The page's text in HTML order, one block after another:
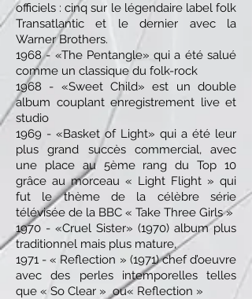
officiels : cinq sur le légendaire label folk
Transatlantic et le dernier avec la
Warner Brothers.
1968 - «The Pentangle» qui a été salué
comme un classique du folk-rock
1968 - «Sweet Child» est un double
album couplant enregistrement live et
studio
1969 - «Basket of Light» qui a été leur
plus grand succès commercial, avec
une place au 5ème rang du Top 10
grâce au morceau « Light Flight » qui
fut le thème de la célèbre série
télévisée de la BBC « Take Three Girls »
1970 - «Cruel Sister» (1970) album plus
traditionnel mais plus mature,
1971 - « Reflection » (1971) chef d’oeuvre
avec des perles intemporelles telles
que « So Clear » ou« Reflection »